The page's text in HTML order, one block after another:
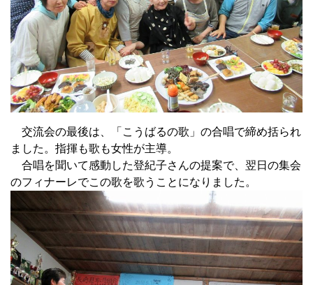
交流会の最後は、「こうばるの歌」の合唱で締め括られ
ました。指揮も歌も女性が主導。
合唱を聞いて感動した登紀子さんの提案で、翌日の集会
のフィナーレでこの歌を歌うことになりました。